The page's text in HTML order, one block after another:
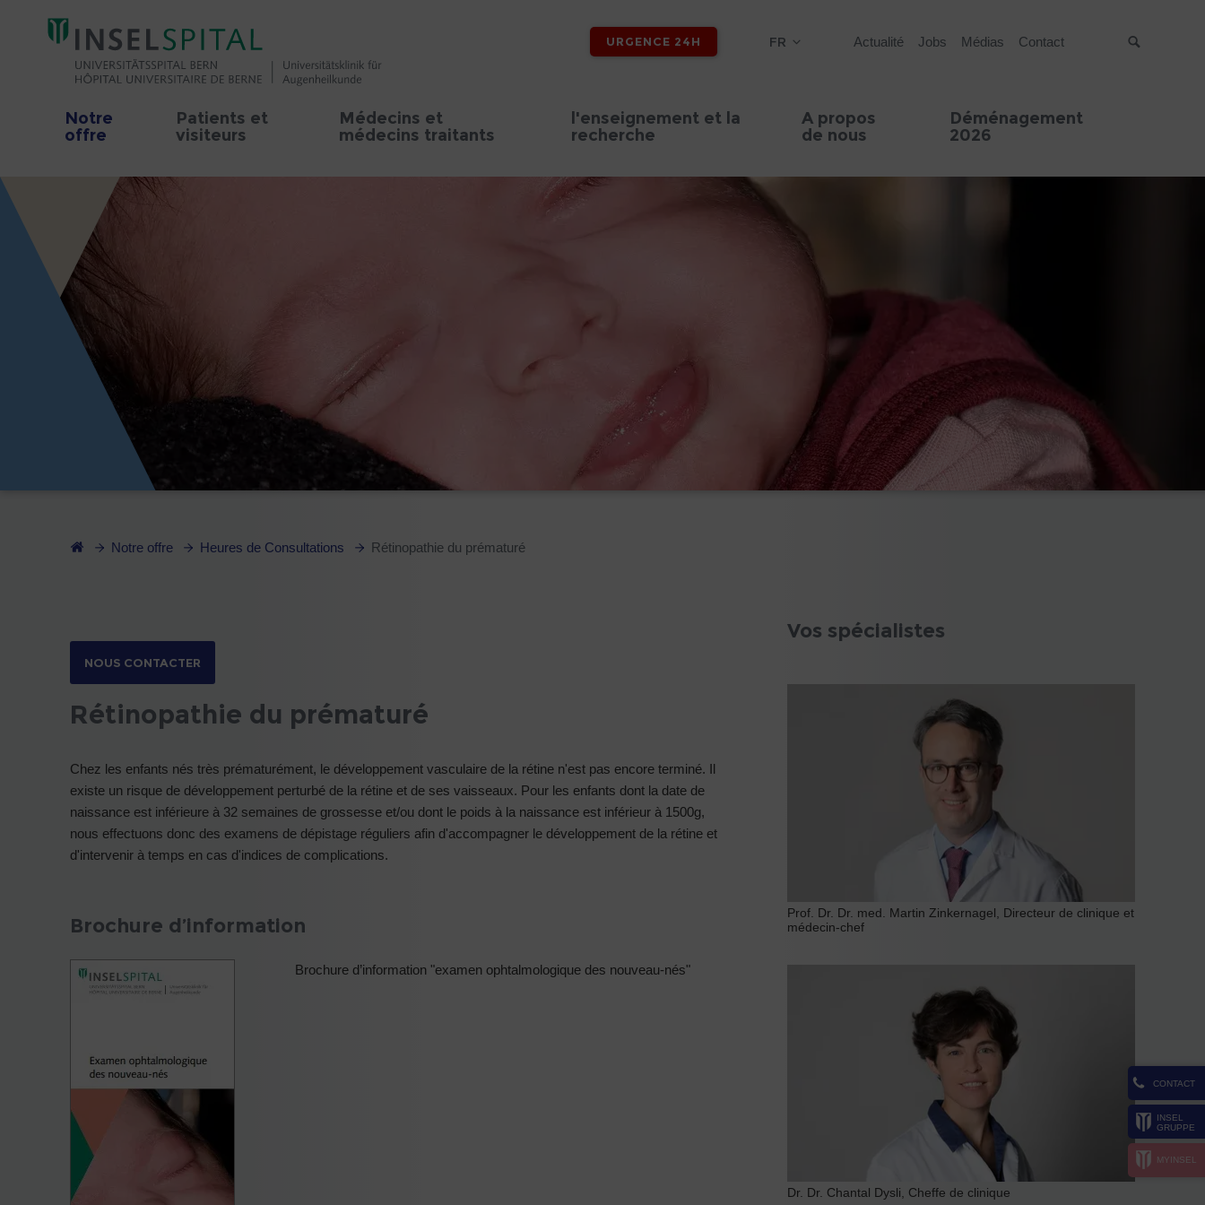
URGENCE 24H FR Actualité Jobs Médias Contact
Notre
offre
Patients et
visiteurs
Médecins et
médecins traitants
l'enseignement et la
recherche
A propos
de nous
Déménagement
2026
CONTACT
INSEL
GRUPPE
MYINSEL
Notre offre Heures de Consultations Rétinopathie du prématuré
NOUS CONTACTER
Rétinopathie du prématuré
Chez les enfants nés très prématurément, le développement vasculaire de la rétine n'est pas encore terminé. Il
existe un risque de développement perturbé de la rétine et de ses vaisseaux. Pour les enfants dont la date de
naissance est inférieure à 32 semaines de grossesse et/ou dont le poids à la naissance est inférieur à 1500g,
nous effectuons donc des examens de dépistage réguliers afin d'accompagner le développement de la rétine et
d'intervenir à temps en cas d'indices de complications.
Brochure d’information
Brochure d’information "examen ophtalmologique des nouveau-nés"
Vos spécialistes
Prof. Dr. Dr. med. Martin Zinkernagel, Directeur de clinique et
médecin-chef
Dr. Dr. Chantal Dysli, Cheffe de clinique